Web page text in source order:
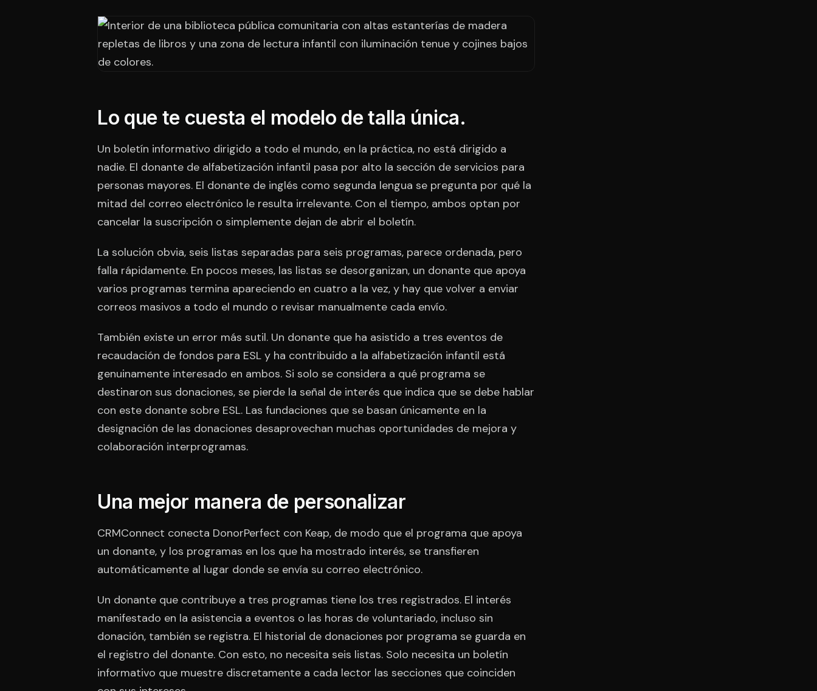
Lo que te cuesta el modelo de talla única.
Un boletín informativo dirigido a todo el mundo, en la práctica, no está dirigido a
nadie. El donante de alfabetización infantil pasa por alto la sección de servicios para
personas mayores. El donante de inglés como segunda lengua se pregunta por qué la
mitad del correo electrónico le resulta irrelevante. Con el tiempo, ambos optan por
cancelar la suscripción o simplemente dejan de abrir el boletín.
La solución obvia, seis listas separadas para seis programas, parece ordenada, pero
falla rápidamente. En pocos meses, las listas se desorganizan, un donante que apoya
varios programas termina apareciendo en cuatro a la vez, y hay que volver a enviar
correos masivos a todo el mundo o revisar manualmente cada envío.
También existe un error más sutil. Un donante que ha asistido a tres eventos de
recaudación de fondos para ESL y ha contribuido a la alfabetización infantil está
genuinamente interesado en ambos. Si solo se considera a qué programa se
destinaron sus donaciones, se pierde la señal de interés que indica que se debe hablar
con este donante sobre ESL. Las fundaciones que se basan únicamente en la
designación de las donaciones desaprovechan muchas oportunidades de mejora y
colaboración interprogramas.
Una mejor manera de personalizar
CRMConnect conecta DonorPerfect con Keap, de modo que el programa que apoya
un donante, y los programas en los que ha mostrado interés, se transfieren
automáticamente al lugar donde se envía su correo electrónico.
Un donante que contribuye a tres programas tiene los tres registrados. El interés
manifestado en la asistencia a eventos o las horas de voluntariado, incluso sin
donación, también se registra. El historial de donaciones por programa se guarda en
el registro del donante. Con esto, no necesita seis listas. Solo necesita un boletín
informativo que muestre discretamente a cada lector las secciones que coinciden